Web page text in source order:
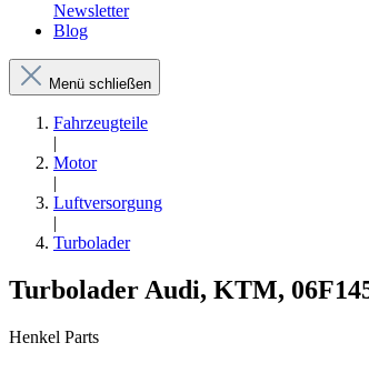
Newsletter
Blog
Menü schließen
Fahrzeugteile
|
Motor
|
Luftversorgung
|
Turbolader
Turbolader Audi, KTM,
Henkel Parts